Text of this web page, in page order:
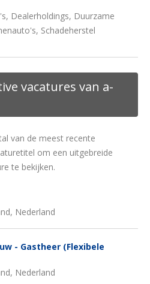
Dealerholdings, Duurzame
Schadeherstel
vacatures van a-
van de meest recente
om een uitgebreide
te bekijken.
Nederland
- Gastheer (Flexibele
Nederland